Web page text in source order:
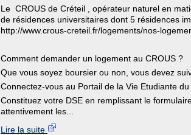
Le CROUS de Créteil , opérateur naturel en
de résidences universitaires dont 5 résidences
http://www.crous-creteil.fr/logements/nos-
Comment demander un logement au CROUS ?
Que vous soyez boursier ou non, vous devez
Connectez-vous au Portail de la Vie Etudiante du
Constituez votre DSE en remplissant le
attentivement les...
Lire la suite